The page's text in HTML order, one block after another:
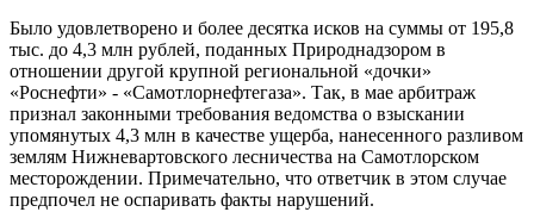
Было удовлетворено и более десятка исков на суммы от 195,8
тыс. до 4,3 млн рублей, поданных Природнадзором в
отношении другой крупной региональной «дочки»
«Роснефти» - «Самотлорнефтегаза». Так, в мае арбитраж
признал законными требования ведомства о взыскании
упомянутых 4,3 млн в качестве ущерба, нанесенного разливом
землям Нижневартовского лесничества на Самотлорском
месторождении. Примечательно, что ответчик в этом случае
предпочел не оспаривать факты нарушений.